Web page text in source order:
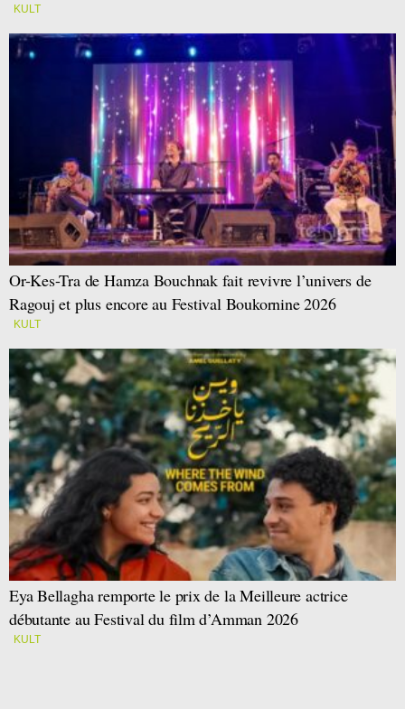
KULT
Or-Kes-Tra de Hamza Bouchnak fait revivre l’univers de
Ragouj et plus encore au Festival Boukornine 2026
KULT
Eya Bellagha remporte le prix de la Meilleure actrice
débutante au Festival du film d’Amman 2026
KULT